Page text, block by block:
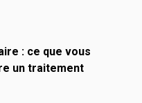
: ce que vous
un traitement